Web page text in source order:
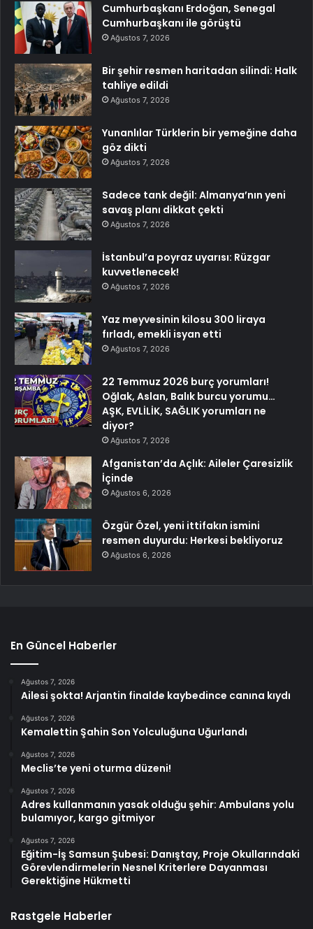
Cumhurbaşkanı Erdoğan, Senegal
Cumhurbaşkanı ile görüştü
Ağustos 7, 2026
Bir şehir resmen haritadan silindi: Halk
tahliye edildi
Ağustos 7, 2026
Yunanlılar Türklerin bir yemeğine daha
göz dikti
Ağustos 7, 2026
Sadece tank değil: Almanya’nın yeni
savaş planı dikkat çekti
Ağustos 7, 2026
İstanbul’a poyraz uyarısı: Rüzgar
kuvvetlenecek!
Ağustos 7, 2026
Yaz meyvesinin kilosu 300 liraya
fırladı, emekli isyan etti
Ağustos 7, 2026
22 Temmuz 2026 burç yorumları!
Oğlak, Aslan, Balık burcu yorumu…
AŞK, EVLİLİK, SAĞLIK yorumları ne
diyor?
Ağustos 7, 2026
Afganistan’da Açlık: Aileler Çaresizlik
İçinde
Ağustos 6, 2026
Özgür Özel, yeni ittifakın ismini
resmen duyurdu: Herkesi bekliyoruz
Ağustos 6, 2026
En Güncel Haberler
Ağustos 7, 2026
Ailesi şokta! Arjantin finalde kaybedince canına kıydı
Ağustos 7, 2026
Kemalettin Şahin Son Yolculuğuna Uğurlandı
Ağustos 7, 2026
Meclis’te yeni oturma düzeni!
Ağustos 7, 2026
Adres kullanmanın yasak olduğu şehir: Ambulans yolu
bulamıyor, kargo gitmiyor
Ağustos 7, 2026
Eğitim-İş Samsun Şubesi: Danıştay, Proje Okullarındaki
Görevlendirmelerin Nesnel Kriterlere Dayanması
Gerektiğine Hükmetti
Rastgele Haberler